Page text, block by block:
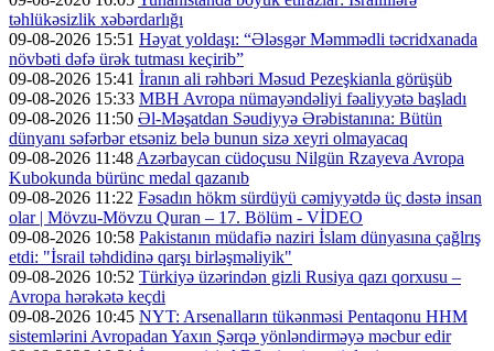
təhlükəsizlik xəbərdarlığı
09-08-2026 15:51 Həyat yoldaşı: “Ələsgər Məmmədli təcridxanada
növbəti dəfə ürək tutması keçirib”
09-08-2026 15:41 İranın ali rəhbəri Məsud Pezeşkianla görüşüb
09-08-2026 15:33 MBH Avropa nümayəndəliyi fəaliyyətə başladı
09-08-2026 11:50 Əl-Məşatdan Səudiyyə Ərəbistanına: Bütün
dünyanı səfərbər etsəniz belə bunun sizə xeyri olmayacaq
09-08-2026 11:48 Azərbaycan cüdoçusu Nilgün Rzayeva Avropa
Kubokunda bürünc medal qazanıb
09-08-2026 11:22 Fəsadın hökm sürdüyü cəmiyyətdə üç dəstə insan
olar | Mövzu-Mövzu Quran – 17. Bölüm - VİDEO
09-08-2026 10:58 Pakistanın müdafiə naziri İslam dünyasına çağlrış
etdi: "İsrail təhdidinə qarşı birləşməliyik"
09-08-2026 10:52 Türkiyə üzərindən gizli Rusiya qazı qorxusu –
Avropa hərəkətə keçdi
09-08-2026 10:45 NYT: Arsenalların tükənməsi Pentaqonu HHM
sistemlərini Avropadan Yaxın Şərqə yönləndirməyə məcbur edir